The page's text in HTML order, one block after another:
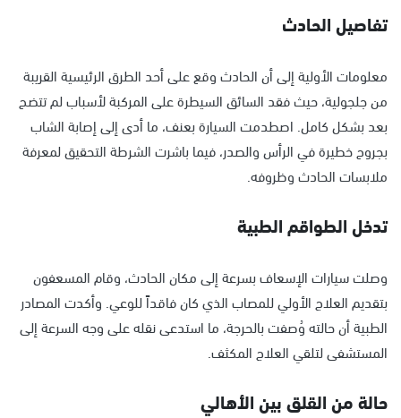
تفاصيل الحادث
معلومات الأولية إلى أن الحادث وقع على أحد الطرق الرئيسية القريبة
من جلجولية، حيث فقد السائق السيطرة على المركبة لأسباب لم تتضح
بعد بشكل كامل. اصطدمت السيارة بعنف، ما أدى إلى إصابة الشاب
بجروح خطيرة في الرأس والصدر، فيما باشرت الشرطة التحقيق لمعرفة
ملابسات الحادث وظروفه.
تدخل الطواقم الطبية
وصلت سيارات الإسعاف بسرعة إلى مكان الحادث، وقام المسعفون
بتقديم العلاج الأولي للمصاب الذي كان فاقداً للوعي. وأكدت المصادر
الطبية أن حالته وُصفت بالحرجة، ما استدعى نقله على وجه السرعة إلى
المستشفى لتلقي العلاج المكثف.
حالة من القلق بين الأهالي